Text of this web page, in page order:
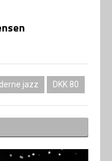
Om
Om fonden
Om
SHOP
jazz DKK 80